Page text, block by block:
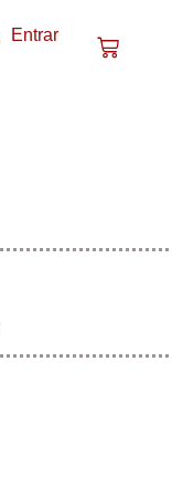
Entrar